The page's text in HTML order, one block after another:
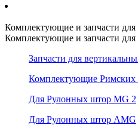
Комплектующие и запчасти
Комплектующие и запчасти
Запчасти для
Комплектующие Римских
Для Рулонных штор MG 2
Для Рулонных штор AMG